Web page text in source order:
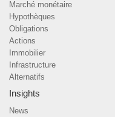
Marché monétaire
Hypothèques
Obligations
Actions
Immobilier
Infrastructure
Alternatifs
Insights
News